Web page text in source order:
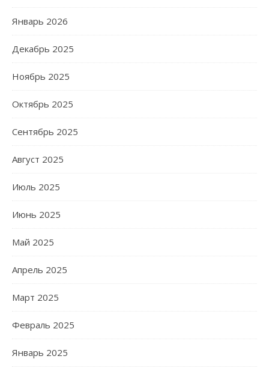
Январь 2026
Декабрь 2025
Ноябрь 2025
Октябрь 2025
Сентябрь 2025
Август 2025
Июль 2025
Июнь 2025
Май 2025
Апрель 2025
Март 2025
Февраль 2025
Январь 2025